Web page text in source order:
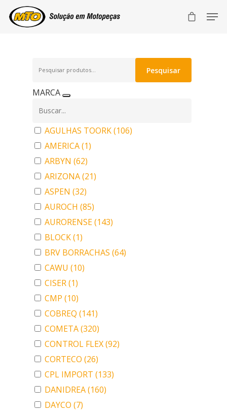
por:
Pesquisar
MARCA
AGULHAS TOORK(106)
AMERICA(1)
ARBYN (62)
ARIZONA(21)
ASPEN (32)
AUROCH (85)
AURORENSE(143)
BLOCK(1)
BRV BORRACHAS (64)
CAWU (10)
CISER(1)
CMP (10)
COBREQ (141)
COMETA(320)
CONTROL FLEX(92)
CORTECO (26)
CPL IMPORT (133)
DANIDREA(160)
DAYCO (7)